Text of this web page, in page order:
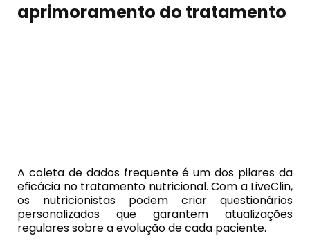
aprimoramento do tratamento
A coleta de dados frequente é um dos pilares da
eficácia no tratamento nutricional. Com a LiveClin,
os nutricionistas podem criar questionários
personalizados que garantem atualizações
regulares sobre a evolução de cada paciente.